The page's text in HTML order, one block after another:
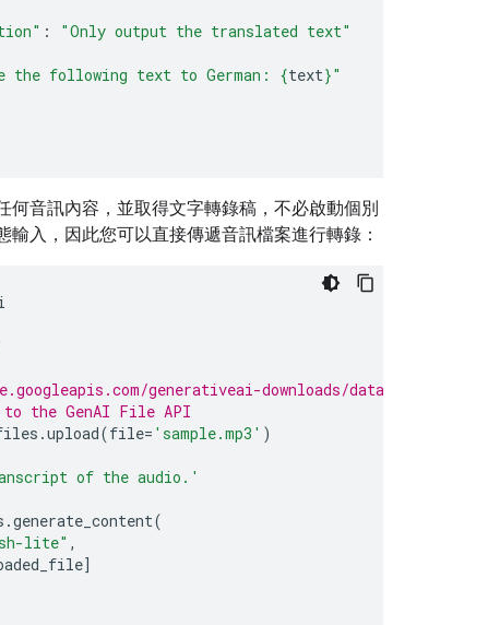
:
"Only output the translated text"
the following text to German: {text}"
何音訊內容，並取得文字轉錄稿，不必啟動個別
輸入，因此您可以直接傳遞音訊檔案進行轉錄：
generativeai-downloads/data/
the GenAI File API
.upload(file= 'sample.mp3' )
of the audio.'
.generate_content(
lite" ,
]